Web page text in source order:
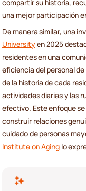
compartir su historia,
una mejor participación
De manera similar, una
Universityen 2025
residentes en una
eficiencia del personal
de la historia de cada
actividades diarias y las
efectivo. Este enfoque
construir relaciones
cuidado de personas
Institute on Aging lo